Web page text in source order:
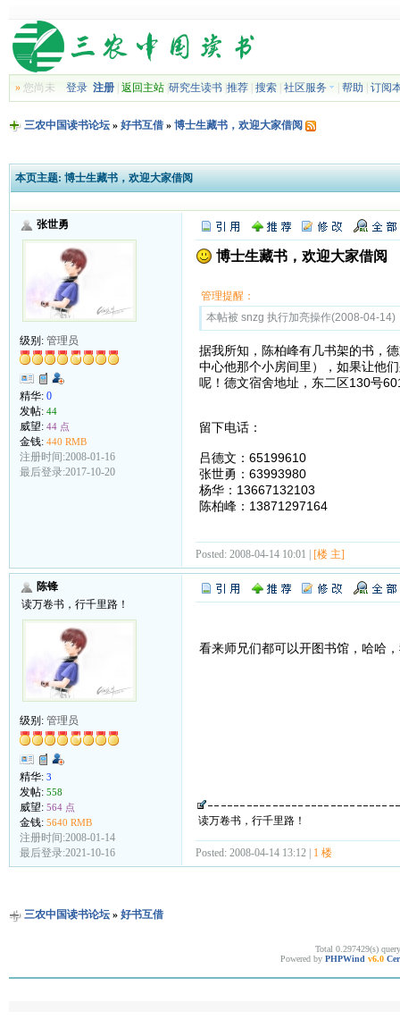
»您尚未 登录 注册| 返回主站| 研究生读书| 推荐| 搜索| 社区服务 帮助 订阅
三农中国读书论坛» 好书互借» 博士生藏书，欢迎大家借阅
本页主题: 博士生藏书，欢迎大家借阅
张世勇
级别: 管理员
精华: 0
发帖: 44
威望: 44 点
金钱: 440 RMB
注册时间:2008-01-16
最后登录:2017-10-20
博士生藏书，欢迎大家借阅
管理提醒：
本帖被 snzg 执行加亮操作(2008-04-14)
据我所知，陈柏峰有几书架的书，
中心他那个小房间里），如果让他
呢！德文宿舍地址，东二区130号
留下电话：
吕德文：65199610
张世勇：63993980
杨华：13667132103
陈柏峰：13871297164
Posted: 2008-04-14 10:01 | [楼 主]
陈锋
读万卷书，行千里路！
级别: 管理员
精华: 3
发帖: 558
威望: 564 点
金钱: 5640 RMB
注册时间:2008-01-14
最后登录:2021-10-16
看来师兄们都可以开图书馆，哈哈
读万卷书，行千里路！
Posted: 2008-04-14 13:12 | 1 楼
三农中国读书论坛» 好书互借
Total 0.297429(s)
Powered by PHPWind v6.0